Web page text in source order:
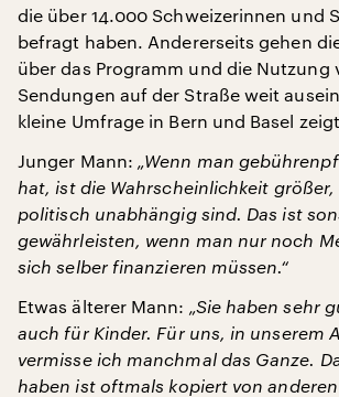
die über 14.000 Schweizerinnen und
befragt haben. Andererseits gehen
über das Programm und die Nutzung
Sendungen auf der Straße weit
kleine Umfrage in Bern und Basel
Junger Mann: „Wenn man
hat, ist die Wahrscheinlichkeit größer,
politisch unabhängig sind. Das ist
gewährleisten, wenn man nur noch
sich selber finanzieren müssen.“
Etwas älterer Mann: „Sie haben sehr
auch für Kinder. Für uns, in unserem
vermisse ich manchmal das Ganze.
haben ist oftmals kopiert von